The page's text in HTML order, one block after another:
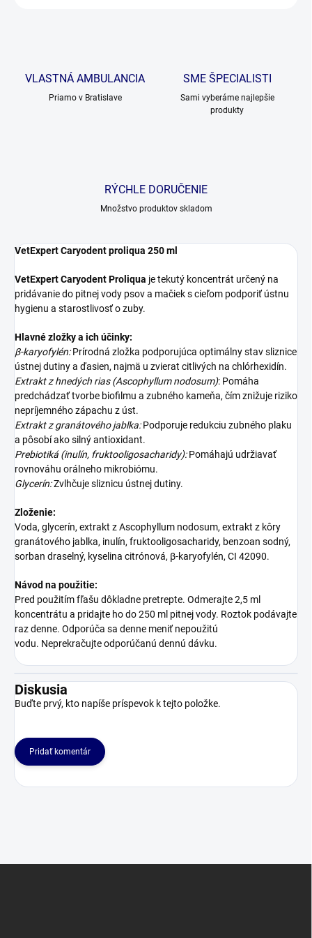
VLASTNÁ AMBULANCIA
Priamo v Bratislave
SME ŠPECIALISTI
Sami vyberáme najlepšie
produkty
RÝCHLE DORUČENIE
Množstvo produktov skladom
VetExpert Caryodent proliqua 250 ml
VetExpert Caryodent Proliqua je tekutý koncentrát určený na
pridávanie do pitnej vody psov a mačiek s cieľom podporiť ústnu
hygienu a starostlivosť o zuby.
Hlavné zložky a ich účinky:
β-karyofylén: Prírodná zložka podporujúca optimálny stav sliznice
ústnej dutiny a ďasien, najmä u zvierat citlivých na chlórhexidín.
Extrakt z hnedých rias (Ascophyllum nodosum): Pomáha
predchádzať tvorbe biofilmu a zubného kameňa, čím znižuje riziko
nepríjemného zápachu z úst.
Extrakt z granátového jablka: Podporuje redukciu zubného plaku
a pôsobí ako silný antioxidant.
Prebiotiká (inulín, fruktooligosacharidy):Pomáhajú udržiavať
rovnováhu orálneho mikrobiómu.
Glycerín:Zvlhčuje sliznicu ústnej dutiny.
Zloženie:
Voda, glycerín, extrakt z Ascophyllum nodosum, extrakt z kôry
granátového jablka, inulín, fruktooligosacharidy, benzoan sodný,
sorban draselný, kyselina citrónová, β-karyofylén, CI 42090.
Návod na použitie:
Pred použitím fľašu dôkladne pretrepte. Odmerajte 2,5 ml
koncentrátu a pridajte ho do 250 ml pitnej vody. Roztok podávajte
raz denne. Odporúča sa denne meniť nepoužitú
vodu. Neprekračujte odporúčanú dennú dávku.
Diskusia
Buďte prvý, kto napíše príspevok k tejto položke.
Pridať komentár